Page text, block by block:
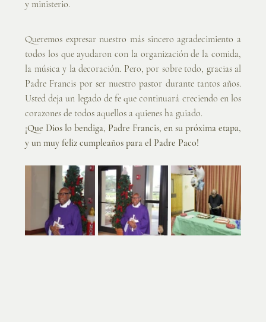
y ministerio.
Queremos expresar nuestro más sincero agradecimiento a
todos los que ayudaron con la organización de la comida,
la música y la decoración. Pero, por sobre todo, gracias al
Padre Francis por ser nuestro pastor durante tantos años.
Usted deja un legado de fe que continuará creciendo en los
corazones de todos aquellos a quienes ha guiado.
¡Que Dios lo bendiga, Padre Francis, en su próxima etapa,
y un muy feliz cumpleaños para el Padre Paco!